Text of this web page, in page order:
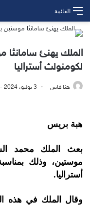
القائمة
الملك يهنئ سامانثا
لكومنولث أستراليا
هنا فاس 3 يوليو، 2024 - 11:26 صباحًا
هبة بريس
بعث الملك محمد
موستين، وذلك
أستراليا.
وقال الملك في هذه